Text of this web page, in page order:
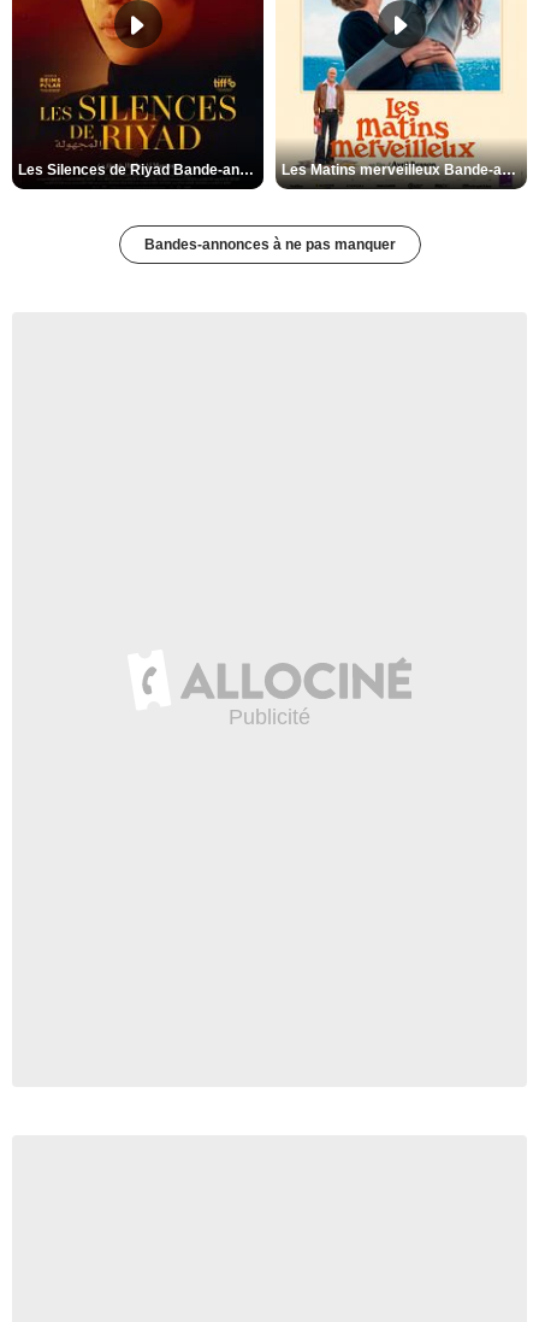
Les Silences de Riyad Bande-annonce VO STFR Les Matins merveilleux Bande-annonce VF
Bandes-annonces à ne pas manquer